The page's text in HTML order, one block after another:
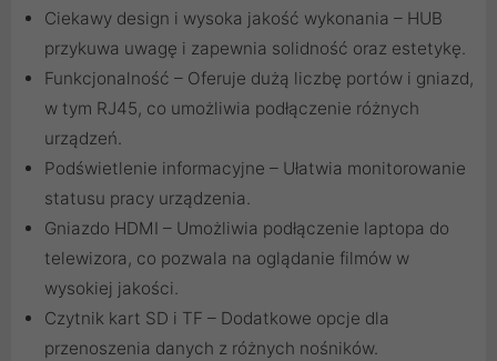
Ciekawy design i wysoka jakość wykonania – HUB
przykuwa uwagę i zapewnia solidność oraz estetykę.
Funkcjonalność – Oferuje dużą liczbę portów i gniazd,
w tym RJ45, co umożliwia podłączenie różnych
urządzeń.
Podświetlenie informacyjne – Ułatwia monitorowanie
statusu pracy urządzenia.
Gniazdo HDMI – Umożliwia podłączenie laptopa do
telewizora, co pozwala na oglądanie filmów w
wysokiej jakości.
Czytnik kart SD i TF – Dodatkowe opcje dla
przenoszenia danych z różnych nośników.